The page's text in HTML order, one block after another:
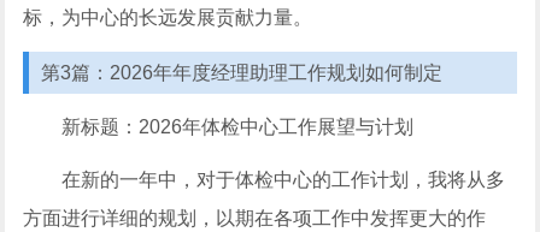
标，为中心的长远发展贡献力量。
第3篇：2026年年度经理助理工作规划如何制定
新标题：2026年体检中心工作展望与计划
在新的一年中，对于体检中心的工作计划，我将从多
方面进行详细的规划，以期在各项工作中发挥更大的作